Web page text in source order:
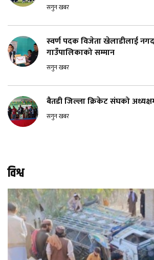
सगुन खबर
स्वर्ण पदक विजेता खेलाडीलाई
गाउँपालिकाको सम्मान
सगुन खबर
बैतडी जिल्ला क्रिकेट संघको
सगुन खबर
विश्व